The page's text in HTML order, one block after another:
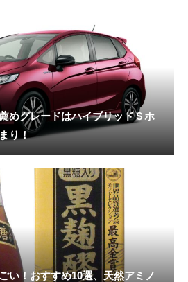
めグレードはハイブリッドＳホ
り！
い！おすすめ10選、天然アミノ